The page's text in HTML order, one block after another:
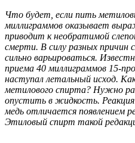
Что будет, если пить
миллиграммов оказывает
приводит к необратимой
смерти. В силу разных причин
сильно варьироваться.
приема 40 миллиграммов 15-
наступал летальный исход.
метилового спирта? Нужно
опустить в жидкость.
медь отличается появлением
Этиловый спирт такой